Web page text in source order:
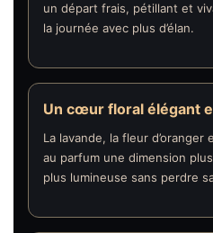
un départ frais, pétillant et
la journée avec plus d’élan.
Un cœur floral élégant
La lavande, la fleur d’oranger
au parfum une dimension
plus lumineuse sans perdre